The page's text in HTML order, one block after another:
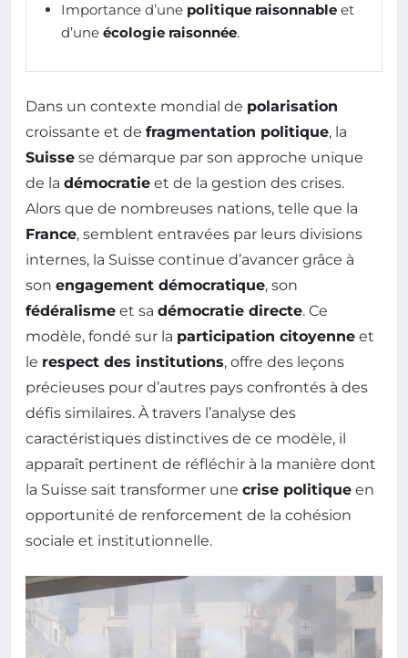
Importance d’une politique raisonnable et
d’une écologie raisonnée.
Dans un contexte mondial de polarisation
croissante et de fragmentation politique, la
Suisse se démarque par son approche unique
de la démocratie et de la gestion des crises.
Alors que de nombreuses nations, telle que la
France, semblent entravées par leurs divisions
internes, la Suisse continue d’avancer grâce à
son engagement démocratique, son
fédéralisme et sa démocratie directe. Ce
modèle, fondé sur la participation citoyenne et
le respect des institutions, offre des leçons
précieuses pour d’autres pays confrontés à des
défis similaires. À travers l’analyse des
caractéristiques distinctives de ce modèle, il
apparaît pertinent de réfléchir à la manière dont
la Suisse sait transformer une crise politique en
opportunité de renforcement de la cohésion
sociale et institutionnelle.